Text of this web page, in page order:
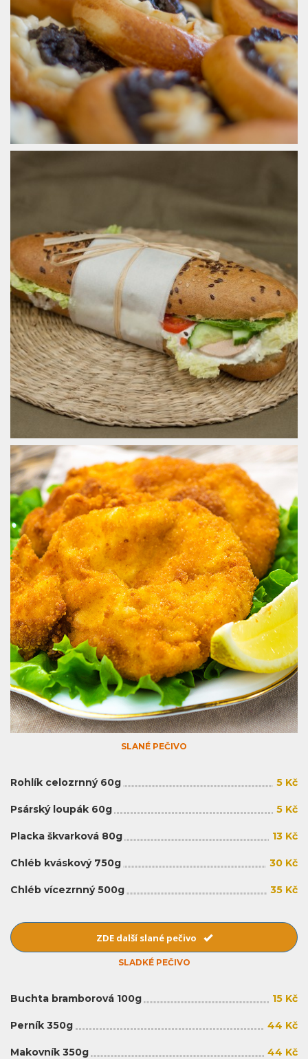
SLANÉ PEČIVO
Rohlík celozrnný 60g 5 Kč
Psárský loupák 60g 5 Kč
Placka škvarková 80g 13 Kč
Chléb kváskový 750g 30 Kč
Chléb vícezrnný 500g 35 Kč
ZDE další slané pečivo
SLADKÉ PEČIVO
Buchta bramborová 100g 15 Kč
Perník 350g 44 Kč
Makovník 350g 44 Kč